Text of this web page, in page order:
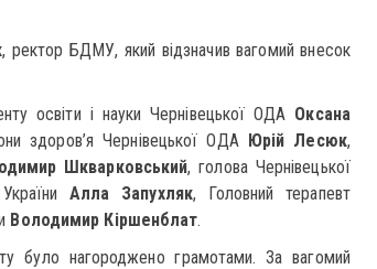
, ректор БДМУ, який відзначив вагомий внесок
освіти і науки Чернівецької ОДА Оксана
здоров’я Чернівецької ОДА Юрій Лесюк,
Шкварковський, голова Чернівецької
УкраїниАлла Запухляк, Головний терапевт
Володимир Кіршенблат.
було нагороджено грамотами. За вагомий